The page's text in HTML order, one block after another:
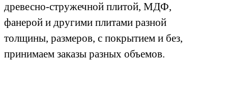
древесно-стружечной плитой, МДФ,
фанерой и другими плитами разной
толщины, размеров, с покрытием и без,
принимаем заказы разных объемов.